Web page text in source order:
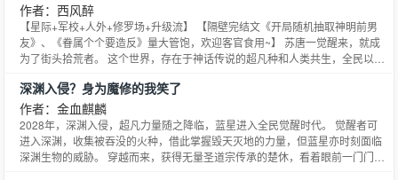
作者：西风醉
【星际+军校+人外+修罗场+升级流】 【隔壁完结文《开局随机抽取神明前男
友》、《眷属个个要造反》量大管饱，欢迎客官食用~】 苏唐一觉醒来，就成
为了街头拾荒者。 这个世界，存在于神话传说的超凡种和人类共生，全民以契
像，由星际人类全民供奉，圣洁无垢，熠熠生辉；雕像旁，她饥肠辘辘，穷困
潦倒。 在饿死的边缘，苏唐耳边响起声音。 【欢迎回
深渊入侵？身为魔修的我笑了
作者：金血麒麟
2028年，深渊入侵，超凡力量随之降临，蓝星进入全民觉醒时代。 觉醒者可
进入深渊，收集被吞没的火种，借此掌握毁天灭地的力量，但蓝星亦时刻面临
深渊生物的威胁。 穿越而来，获得无量圣道宗传承的楚休，看着眼前一门门丧